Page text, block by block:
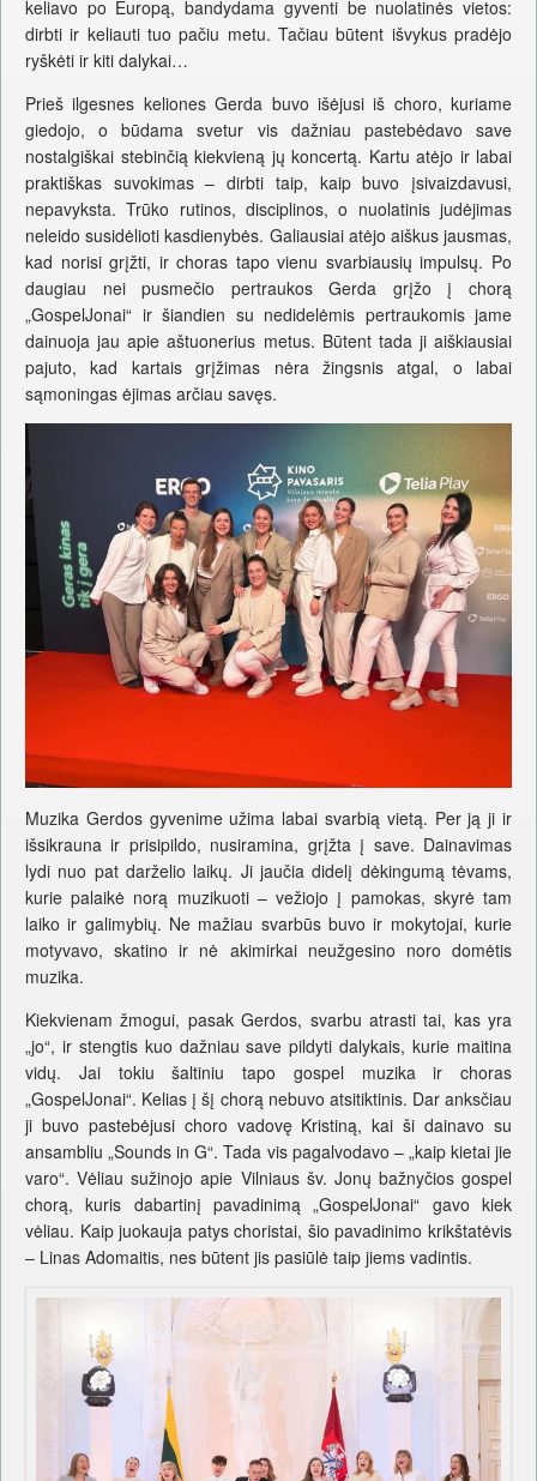
keliavo po Europą, bandydama gyventi be nuolatinės vietos:
dirbti ir keliauti tuo pačiu metu. Tačiau būtent išvykus pradėjo
ryškėti ir kiti dalykai…
Prieš ilgesnes keliones Gerda buvo išėjusi iš choro, kuriame
giedojo, o būdama svetur vis dažniau pastebėdavo save
nostalgiškai stebinčią kiekvieną jų koncertą. Kartu atėjo ir labai
praktiškas suvokimas – dirbti taip, kaip buvo įsivaizdavusi,
nepavyksta. Trūko rutinos, disciplinos, o nuolatinis judėjimas
neleido susidėlioti kasdienybės. Galiausiai atėjo aiškus jausmas,
kad norisi grįžti, ir choras tapo vienu svarbiausių impulsų. Po
daugiau nei pusmečio pertraukos Gerda grįžo į chorą
„GospelJonai“ ir šiandien su nedidelėmis pertraukomis jame
dainuoja jau apie aštuonerius metus. Būtent tada ji aiškiausiai
pajuto, kad kartais grįžimas nėra žingsnis atgal, o labai
sąmoningas ėjimas arčiau savęs.
Muzika Gerdos gyvenime užima labai svarbią vietą. Per ją ji ir
išsikrauna ir prisipildo, nusiramina, grįžta į save. Dainavimas
lydi nuo pat darželio laikų. Ji jaučia didelį dėkingumą tėvams,
kurie palaikė norą muzikuoti – vežiojo į pamokas, skyrė tam
laiko ir galimybių. Ne mažiau svarbūs buvo ir mokytojai, kurie
motyvavo, skatino ir nė akimirkai neužgesino noro domėtis
muzika.
Kiekvienam žmogui, pasak Gerdos, svarbu atrasti tai, kas yra
„jo“, ir stengtis kuo dažniau save pildyti dalykais, kurie maitina
vidų. Jai tokiu šaltiniu tapo gospel muzika ir choras
„GospelJonai“. Kelias į šį chorą nebuvo atsitiktinis. Dar anksčiau
ji buvo pastebėjusi choro vadovę Kristiną, kai ši dainavo su
ansambliu „Sounds in G“. Tada vis pagalvodavo – „kaip kietai jie
varo“. Vėliau sužinojo apie Vilniaus šv. Jonų bažnyčios gospel
chorą, kuris dabartinį pavadinimą „GospelJonai“ gavo kiek
vėliau. Kaip juokauja patys choristai, šio pavadinimo krikštatėvis
– Linas Adomaitis, nes būtent jis pasiūlė taip jiems vadintis.